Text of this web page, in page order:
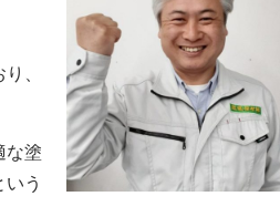
、
な塗
う